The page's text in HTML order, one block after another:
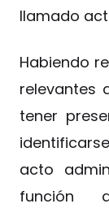
llamado
Habiendo
relevantes
tener
acto
función